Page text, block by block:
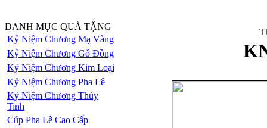
DANH MỤC QUÀ TẶNG
Kỷ Niệm Chương Mạ Vàng
Kỷ Niệm Chương Gỗ Đồng
Kỷ Niệm Chương Kim Loại
Kỷ Niệm Chương Pha Lê
Kỷ Niệm Chương Thủy
Tinh
Cúp Pha Lê Cao Cấp